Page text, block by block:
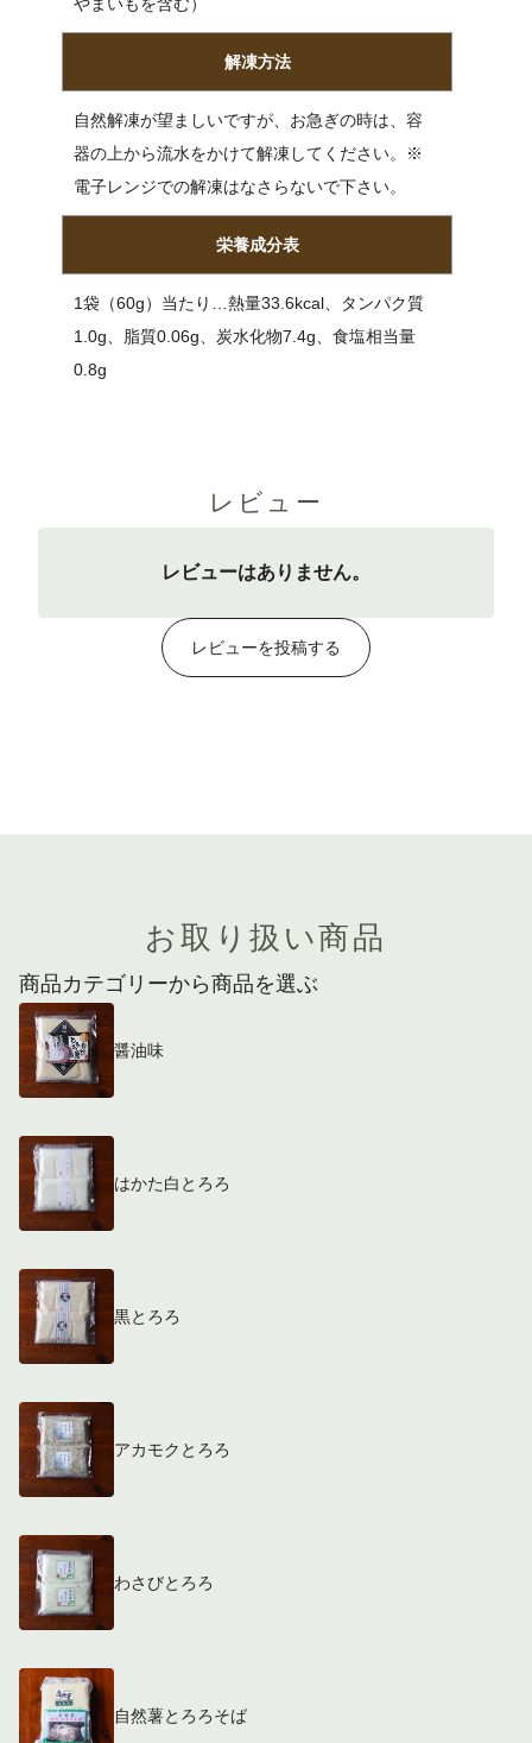
解凍方法
自然解凍が望ましいですが、お急ぎの時は、容
器の上から流水をかけて解凍してください。※
電子レンジでの解凍はなさらないで下さい。
栄養成分表
1袋（60g）当たり…熱量33.6kcal、タンパク質
1.0g、脂質0.06g、炭水化物7.4g、食塩相当量
0.8g
レビュー
レビューはありません。
レビューを投稿する
お取り扱い商品
商品カテゴリーから商品を選ぶ
醤油味
はかた白とろろ
黒とろろ
アカモクとろろ
わさびとろろ
自然薯とろろそば